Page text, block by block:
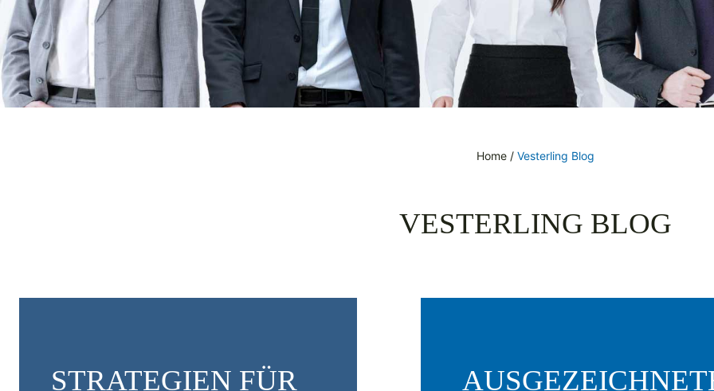
Home / Vesterling Blog
VESTERLING BLOG
STRATEGIEN FÜR